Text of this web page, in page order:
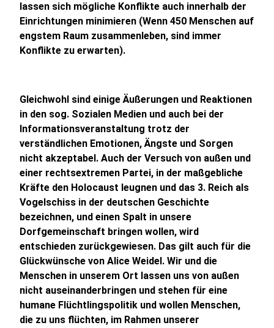
lassen sich mögliche Konflikte auch innerhalb der
Einrichtungen minimieren (Wenn 450 Menschen auf
engstem Raum zusammenleben, sind immer
Konflikte zu erwarten).
Gleichwohl sind einige Äußerungen und Reaktionen
in den sog. Sozialen Medien und auch bei der
Informationsveranstaltung trotz der
verständlichen Emotionen, Ängste und Sorgen
nicht akzeptabel. Auch der Versuch von außen und
einer rechtsextremen Partei, in der maßgebliche
Kräfte den Holocaust leugnen und das 3. Reich als
Vogelschiss in der deutschen Geschichte
bezeichnen, und einen Spalt in unsere
Dorfgemeinschaft bringen wollen, wird
entschieden zurückgewiesen. Das gilt auch für die
Glückwünsche von Alice Weidel. Wir und die
Menschen in unserem Ort lassen uns von außen
nicht auseinanderbringen und stehen für eine
humane Flüchtlingspolitik und wollen Menschen,
die zu uns flüchten, im Rahmen unserer